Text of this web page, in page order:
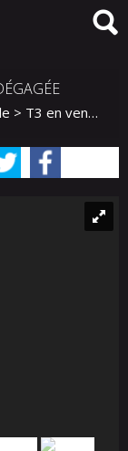
> T3 en vente Lille